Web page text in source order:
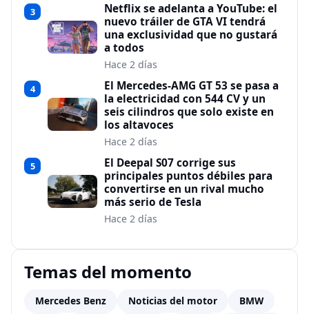
3
Netflix se adelanta a YouTube: el
nuevo tráiler de GTA VI tendrá
una exclusividad que no gustará
a todos
Hace 2 días
4
El Mercedes-AMG GT 53 se pasa a
la electricidad con 544 CV y un
seis cilindros que solo existe en
los altavoces
Hace 2 días
5
El Deepal S07 corrige sus
principales puntos débiles para
convertirse en un rival mucho
más serio de Tesla
Hace 2 días
Temas del momento
Mercedes Benz Noticias del motor BMW